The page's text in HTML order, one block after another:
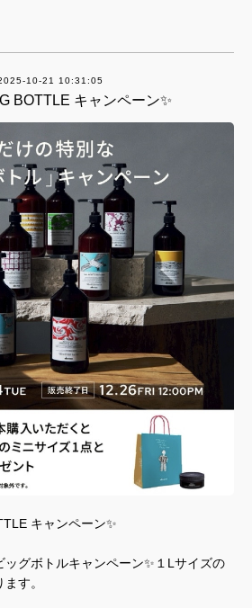
10-21 10:31:05
BOTTLE キャンペーン✨
キャンペーン✨
グボトルキャンペーン✨１Lサイズの
す。